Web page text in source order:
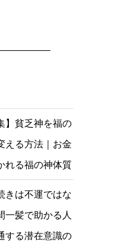
】貧乏神を福の
える方法｜お金
れる福の神体質
きは不運ではな
一髪で助かる人
する潜在意識の